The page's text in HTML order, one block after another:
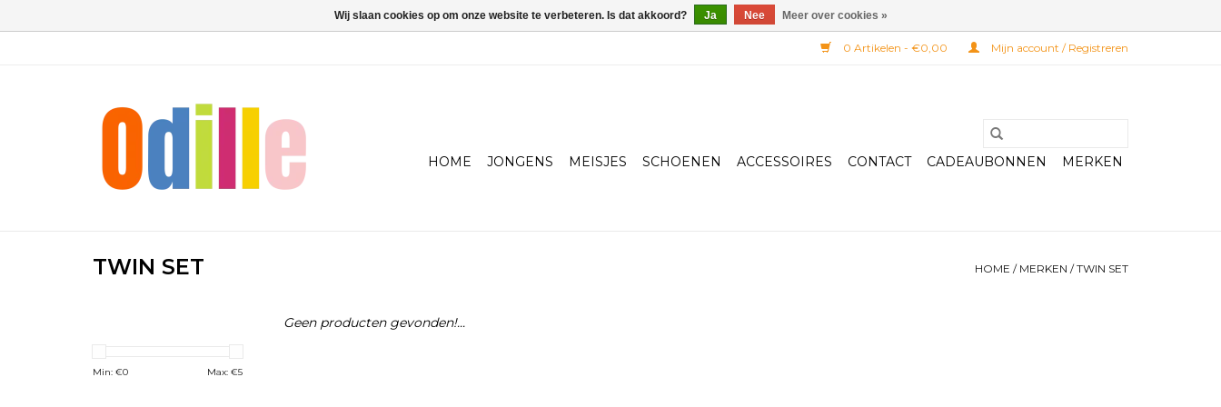
0 Artikelen - €0,00 Mijn account / Registreren
HOME JONGENS MEISJES SCHOENEN ACCESSOIRES CONTACT CADEAUBONNEN MERKEN
TWIN SET HOME / MERKEN /TWIN SET
Min: €0 Max: €5
Geen producten gevonden!...
Wij slaan cookies op om onze website te verbeteren. Is dat akkoord? Ja Nee Meer over cookies »